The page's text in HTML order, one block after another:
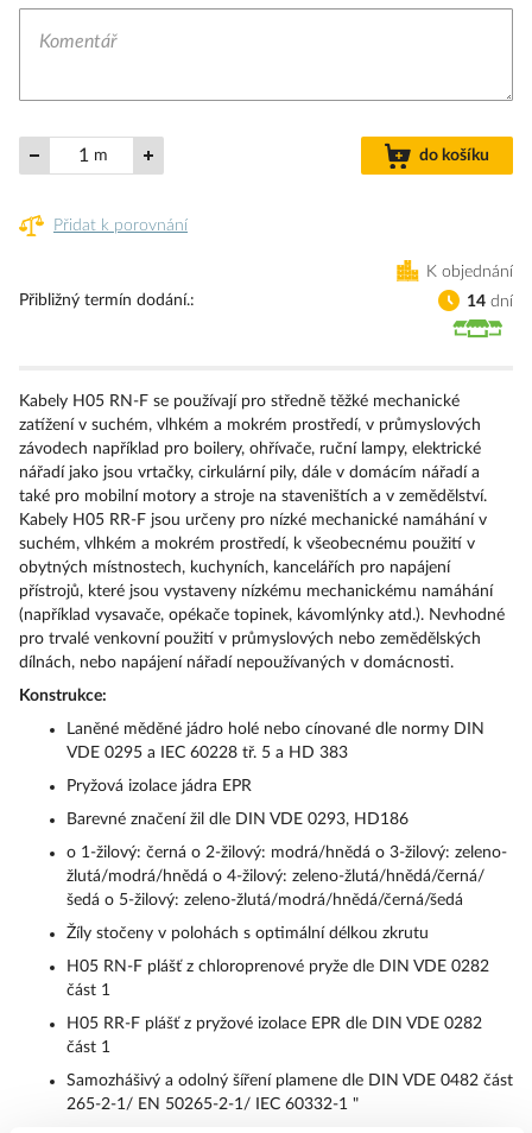
m do košíku
Přidat k porovnání
K objednání
Přibližný termín dodání.
14 dní
Kabely H05 RN-F se používají pro středně těžké mechanické
zatížení v suchém, vlhkém a mokrém prostředí, v průmyslových
závodech například pro boilery, ohřívače, ruční lampy, elektrické
nářadí jako jsou vrtačky, cirkulární pily, dále v domácím nářadí a
také pro mobilní motory a stroje na staveništích a v zemědělství.
Kabely H05 RR-F jsou určeny pro nízké mechanické namáhání v
suchém, vlhkém a mokrém prostředí, k všeobecnému použití v
obytných místnostech, kuchyních, kancelářích pro napájení
přístrojů, které jsou vystaveny nízkému mechanickému namáhání
(například vysavače, opékače topinek, kávomlýnky atd.). Nevhodné
pro trvalé venkovní použití v průmyslových nebo zemědělských
dílnách, nebo napájení nářadí nepoužívaných v domácnosti.
Konstrukce:
Laněné měděné jádro holé nebo cínované dle normy DIN
VDE 0295 a IEC 60228 tř. 5 a HD 383
Pryžová izolace jádra EPR
Barevné značení žil dle DIN VDE 0293, HD186
o 1-žilový: černá o 2-žilový: modrá/hnědá o 3-žilový: zeleno-
žlutá/modrá/hnědá o 4-žilový: zeleno-žlutá/hnědá/černá/
šedá o 5-žilový: zeleno-žlutá/modrá/hnědá/černá/šedá
Žíly stočeny v polohách s optimální délkou zkrutu
H05 RN-F plášť z chloroprenové pryže dle DIN VDE 0282
část 1
H05 RR-F plášť z pryžové izolace EPR dle DIN VDE 0282
část 1
Samozhášivý a odolný šíření plamene dle DIN VDE 0482 část
265-2-1/ EN 50265-2-1/ IEC 60332-1 "